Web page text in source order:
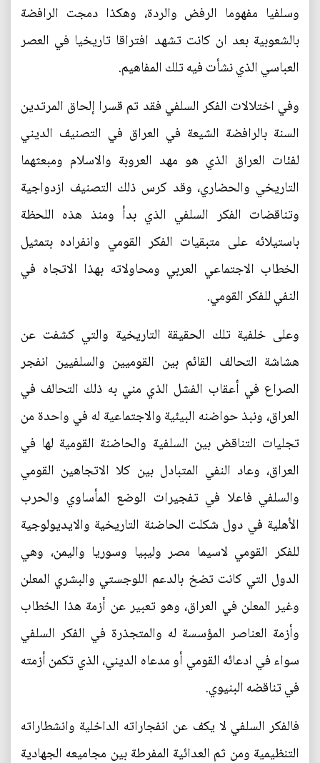
وسلفيا مفهوما الرفض والردة، وهكذا دمجت الرافضة
بالشعوبية بعد ان كانت تشهد افتراقا تاريخيا في العصر
العباسي الذي نشأت فيه تلك المفاهيم.
وفي اختلالات الفكر السلفي فقد تم قسرا إلحاق المرتدين
السنة بالرافضة الشيعة في العراق في التصنيف الديني
لفئات العراق الذي هو مهد العروبة والاسلام ومبعثهما
التاريخي والحضاري، وقد كرس ذلك التصنيف ازدواجية
وتناقضات الفكر السلفي الذي بدأ ومنذ هذه اللحظة
باستيلائه على متبقيات الفكر القومي وانفراده بتمثيل
الخطاب الاجتماعي العربي ومحاولاته بهذا الاتجاه في
النفي للفكر القومي.
وعلى خلفية تلك الحقيقة التاريخية والتي كشفت عن
هشاشة التحالف القائم بين القوميين والسلفيين انفجر
الصراع في أعقاب الفشل الذي مني به ذلك التحالف في
العراق، ونبذ حواضنه البيئية والاجتماعية له في واحدة من
تجليات التناقض بين السلفية والحاضنة القومية لها في
العراق، وعاد النفي المتبادل بين كلا الاتجاهين القومي
والسلفي فاعلا في تفجيرات الوضع المأساوي والحرب
الأهلية في دول شكلت الحاضنة التاريخية والايديولوجية
للفكر القومي لاسيما مصر وليبيا وسوريا واليمن، وهي
الدول التي كانت تضخ بالدعم اللوجستي والبشري المعلن
وغير المعلن في العراق، وهو تعبير عن أزمة هذا الخطاب
وأزمة العناصر المؤسسة له والمتجذرة في الفكر السلفي
سواء في ادعائه القومي أو مدعاه الديني، الذي تكمن أزمته
في تناقضه البنيوي.
فالفكر السلفي لا يكف عن انفجاراته الداخلية وانشطاراته
التنظيمية ومن ثم العدائية المفرطة بين مجاميعه الجهادية